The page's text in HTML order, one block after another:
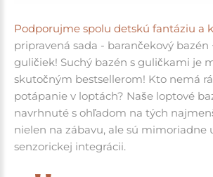
Podporujme spolu detskú fantáziu a
pripravená sada - barančekový bazén
guličiek! Suchý bazén s guličkami je
skutočným bestsellerom! Kto nemá
potápanie v loptách? Naše loptové
navrhnuté s ohľadom na tých
nielen na zábavu, ale sú mimoriadne
senzorickej integrácii.